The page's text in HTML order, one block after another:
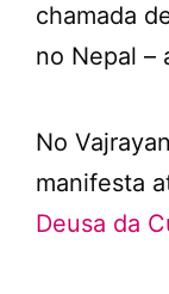
chamada
no Nepal –
No
manifesta
Deusa da